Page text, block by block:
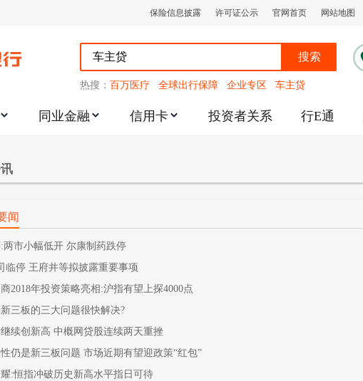
限制的通知
保险信息披露 许可证公示 官网首页 网站地图
搜索
热搜： 百万医疗 全球出行保障 企业专区 车主贷
同业金融 信用卡 投资者关系 行E通
闻
两市小幅低开 尔康制药跌停
临停 王府井等拟披露重要事项
2018年投资策略亮相:沪指有望上探4000点
三板的三大问题很快解决?
续创新高 中概网贷股连续两天重挫
仍是新三板问题 市场近期有望迎政策“红包”
:恒指冲破历史新高水平指日可待